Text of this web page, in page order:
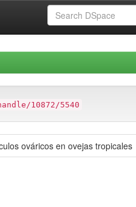
10872/5540
ováricos en ovejas tropicales